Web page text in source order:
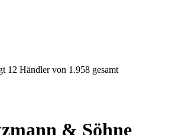
12 Händler von 1.958 gesamt
& Söhne